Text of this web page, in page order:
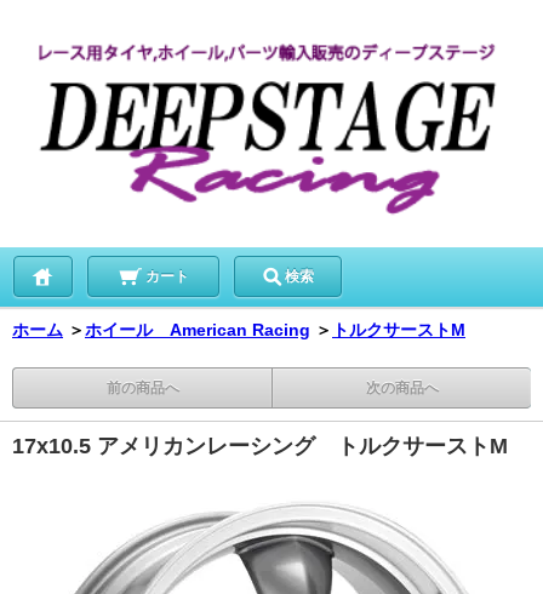
カート 検索
ホーム ＞ホイール American Racing ＞ トルクサーストM
前の商品へ 次の商品へ
17x10.5 アメリカンレーシング トルクサーストM